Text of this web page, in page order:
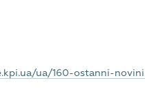
ua/160-ostanni-